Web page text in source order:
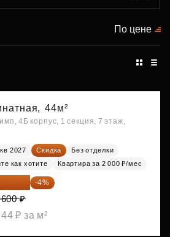
По цене
44м²
4Б корпус, 1 секция, 7 этаж,
2027 Скидка
Без отделки
как хотите
Квартира за 2 000 ₽/мес
-4%
₽
₽ за м²